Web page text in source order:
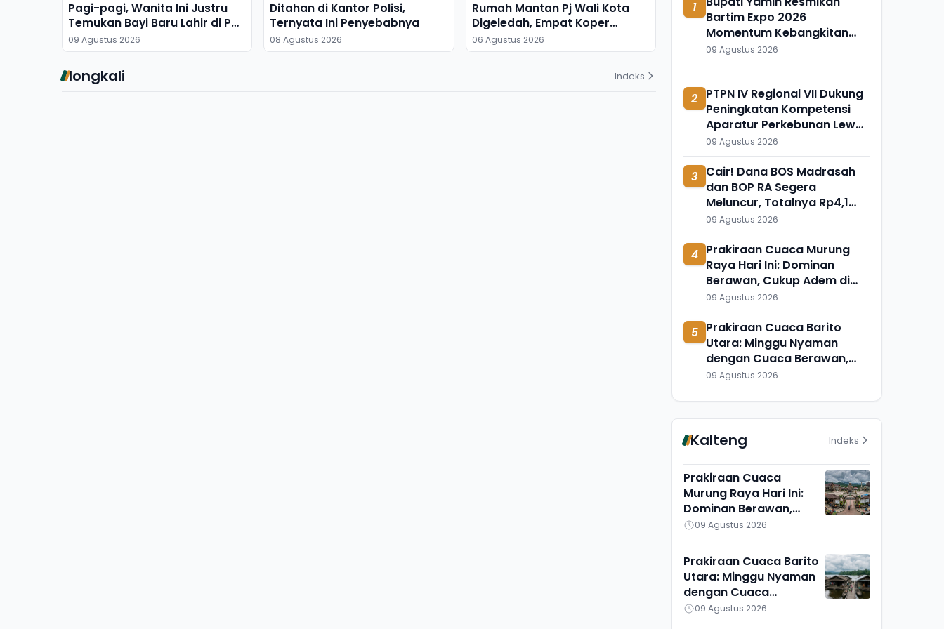
Pagi-pagi, Wanita Ini Justru
Temukan Bayi Baru Lahir di Pos
Kamling
09 Agustus 2026
Ditahan di Kantor Polisi,
Ternyata Ini Penyebabnya
08 Agustus 2026
Rumah Mantan Pj Wali Kota
Digeledah, Empat Koper
Dibawa
06 Agustus 2026
Mulyono Mantan Bos Kantor
Pajak Banjarmasin
05 Agustus 2026
longkali Indeks
1
Bartim Expo 2026
Momentum Kebangkitan
Ekonomi Daerah
09 Agustus 2026
2 PTPN IV Regional VII Dukung
Peningkatan Kompetensi
Aparatur Perkebunan Lewat
Pelatihan di Way Kanan
09 Agustus 2026
3 Cair! Dana BOS Madrasah
dan BOP RA Segera
Meluncur, Totalnya Rp4,1
Triliun
09 Agustus 2026
4 Prakiraan Cuaca Murung
Raya Hari Ini: Dominan
Berawan, Cukup Adem di
Seribu Riam dan Uut Murung
09 Agustus 2026
5 Prakiraan Cuaca Barito
Utara: Minggu Nyaman
dengan Cuaca Berawan,
Montallat Paling Panas
09 Agustus 2026
Kalteng Indeks
Prakiraan Cuaca
Murung Raya Hari Ini:
Dominan Berawan,
Cukup Adem di Seribu
09 Agustus 2026
Prakiraan Cuaca Barito
Utara: Minggu Nyaman
dengan Cuaca
Berawan, Montallat
09 Agustus 2026